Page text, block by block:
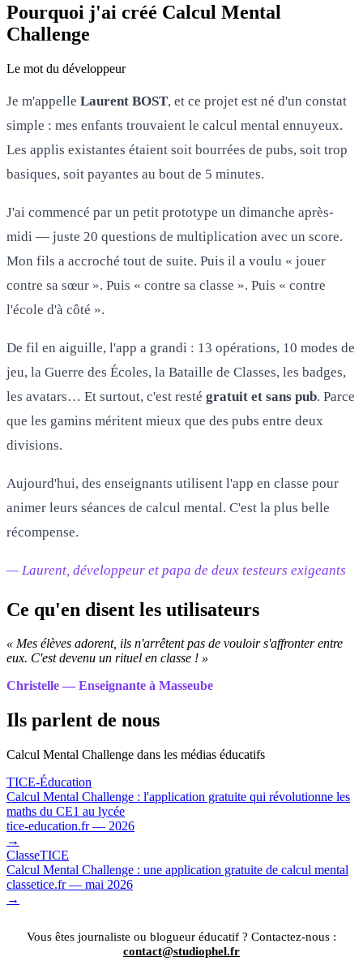
Pourquoi j'ai créé Calcul Mental
Challenge
Le mot du développeur
Je m'appelle Laurent BOST, et ce projet est né d'un constat
simple : mes enfants trouvaient le calcul mental ennuyeux.
Les applis existantes étaient soit bourrées de pubs, soit trop
basiques, soit payantes au bout de 5 minutes.
J'ai commencé par un petit prototype un dimanche après-
midi — juste 20 questions de multiplication avec un score.
Mon fils a accroché tout de suite. Puis il a voulu « jouer
contre sa sœur ». Puis « contre sa classe ». Puis « contre
l'école d'à côté ».
De fil en aiguille, l'app a grandi : 13 opérations, 10 modes de
jeu, la Guerre des Écoles, la Bataille de Classes, les badges,
les avatars… Et surtout, c'est resté gratuit et sans pub. Parce
que les gamins méritent mieux que des pubs entre deux
divisions.
Aujourd'hui, des enseignants utilisent l'app en classe pour
animer leurs séances de calcul mental. C'est la plus belle
récompense.
— Laurent, développeur et papa de deux testeurs exigeants
Ce qu'en disent les utilisateurs
« Mes élèves adorent, ils n'arrêtent pas de vouloir s'affronter entre
eux. C'est devenu un rituel en classe ! »
Christelle — Enseignante à Masseube
Ils parlent de nous
Calcul Mental Challenge dans les médias éducatifs
TICE-Éducation
Calcul Mental Challenge : l'application gratuite qui révolutionne les
maths du CE1 au lycée
tice-education.fr — 2026
→
ClasseTICE
Calcul Mental Challenge : une application gratuite de calcul mental
classetice.fr — mai 2026
→
Vous êtes journaliste ou blogueur éducatif ? Contactez-nous :
contact@studiophel.fr